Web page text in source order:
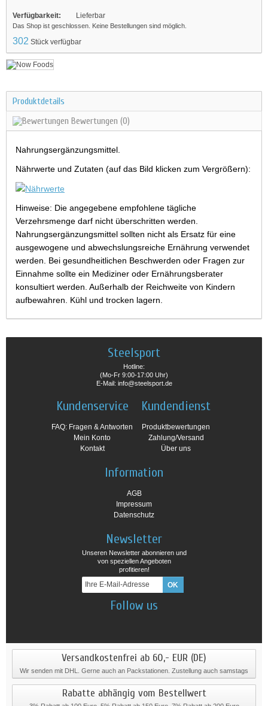
Verfügbarkeit: Lieferbar
Das Shop ist geschlossen. Keine Bestellungen sind möglich.
302 Stück verfügbar
Produktdetails
Bewertungen (0)
Nahrungsergänzungsmittel.
Nährwerte und Zutaten (auf das Bild klicken zum Vergrößern):
Hinweise: Die angegebene empfohlene tägliche
Verzehrsmenge darf nicht überschritten werden.
Nahrungsergänzungsmittel sollten nicht als Ersatz für eine
ausgewogene und abwechslungsreiche Ernährung verwendet
werden. Bei gesundheitlichen Beschwerden oder Fragen zur
Einnahme sollte ein Mediziner oder Ernährungsberater
konsultiert werden. Außerhalb der Reichweite von Kindern
aufbewahren. Kühl und trocken lagern.
Steelsport
Hotline:
(Mo-Fr 9:00-17:00 Uhr)
E-Mail: info@steelsport.de
Kundenservice
FAQ: Fragen & Antworten
Mein Konto
Kontakt
Kundendienst
Produktbewertungen
Zahlung/Versand
Über uns
Information
AGB
Impressum
Datenschutz
Newsletter
Unseren Newsletter abonnieren und
von speziellen Angeboten
profitieren!
Follow us
Versandkostenfrei ab 60,- EUR (DE)
Wir senden mit DHL. Gerne auch an Packstationen. Zustellung auch samstags
Rabatte abhängig vom Bestellwert